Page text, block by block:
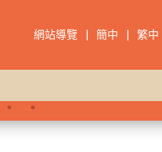
網站導覽 | 簡中 | 繁中